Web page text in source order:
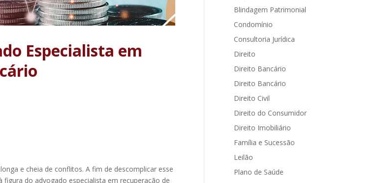
Especialista em
e cheia de conflitos. A fim de descomplicar esse
do advogado especialista em recuperação de
Blindagem Patrimonial
Condomínio
Consultoria Jurídica
Direito
Direito Bancário
Direito Bancário
Direito Civil
Direito do Consumidor
Direito Imobiliário
Família e Sucessão
Leilão
Plano de Saúde